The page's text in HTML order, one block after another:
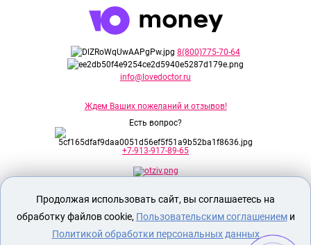
8(800)775-70-64
info@lovedoctor.ru
Ждем Ваших пожеланий и отзывов!
Есть вопрос?
+7-913-917-89-65
Секс шоп Доктор Любви предназначен
исключительно для лиц старше 18 лет!
Вся продукция имеет знак EAC
Продолжая использовать сайт, вы соглашаетесь на
обработку файлов cookie, Пользовательским соглашениеми
Политикой обработки персональных данных